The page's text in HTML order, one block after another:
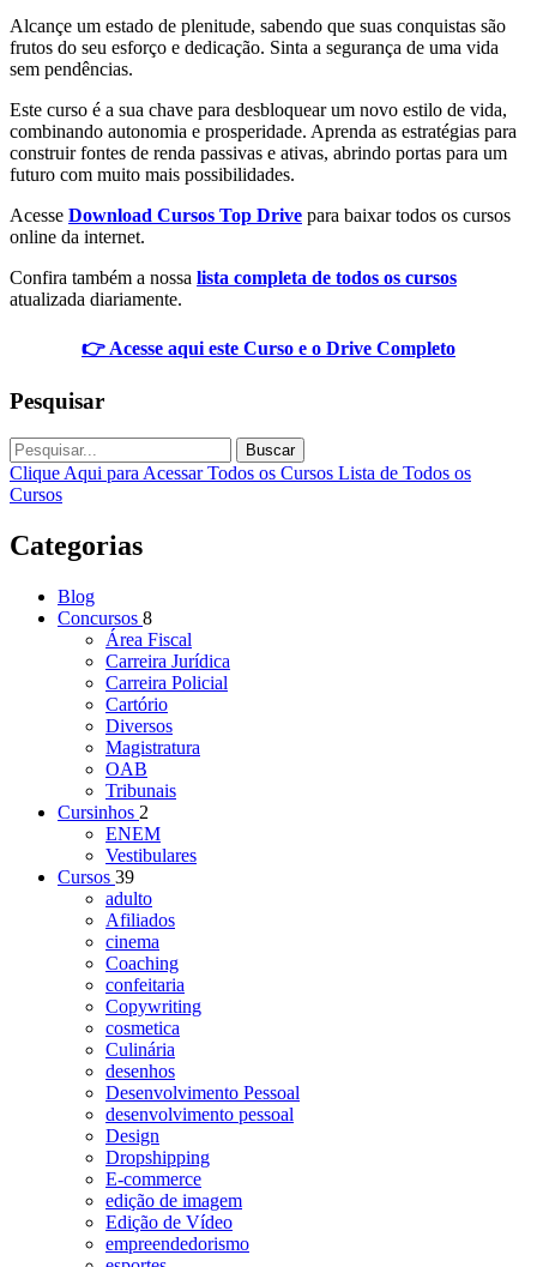
Alcançe um estado de plenitude, sabendo que suas conquistas são
frutos do seu esforço e dedicação. Sinta a segurança de uma vida
sem pendências.
Este curso é a sua chave para desbloquear um novo estilo de vida,
combinando autonomia e prosperidade. Aprenda as estratégias para
construir fontes de renda passivas e ativas, abrindo portas para um
futuro com muito mais possibilidades.
Acesse Download Cursos Top Drive para baixar todos os cursos
online da internet.
Confira também a nossa lista completa de todos os cursos
atualizada diariamente.
👉 Acesse aqui este Curso e o Drive Completo
Pesquisar
Buscar
Clique Aqui para Acessar Todos os Cursos Lista de Todos os
Cursos
Categorias
Blog
Concursos 8
Área Fiscal
Carreira Jurídica
Carreira Policial
Cartório
Diversos
Magistratura
OAB
Tribunais
Cursinhos 2
ENEM
Vestibulares
Cursos 39
adulto
Afiliados
cinema
Coaching
confeitaria
Copywriting
cosmetica
Culinária
desenhos
Desenvolvimento Pessoal
desenvolvimento pessoal
Design
Dropshipping
E-commerce
edição de imagem
Edição de Vídeo
empreendedorismo